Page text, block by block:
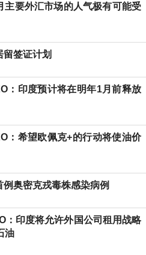
主要外汇市场的人气极有可能受
签证计划
：印度预计将在明年1月前释放
：希望欧佩克+的行动将使油价
奥密克戎毒株感染病例
：印度将允许外国公司租用战略
油